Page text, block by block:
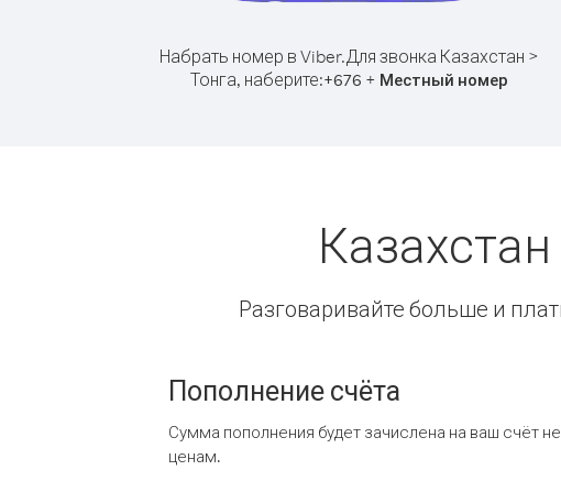
Набрать номер в Viber.Для звонка Казахстан >
Тонга, наберите:+676 + Местный номер
Разговаривайте больше и
Пополнение счёта
Сумма пополнения будет зачислена на ваш счёт
ценам.